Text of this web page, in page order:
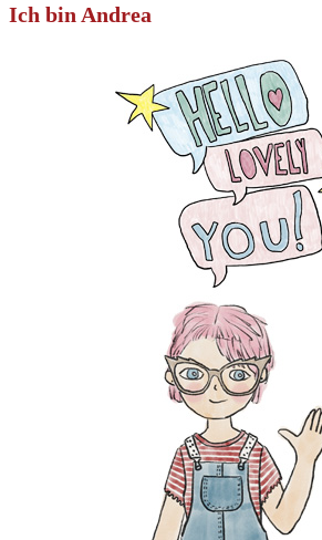
Ich bin Andrea